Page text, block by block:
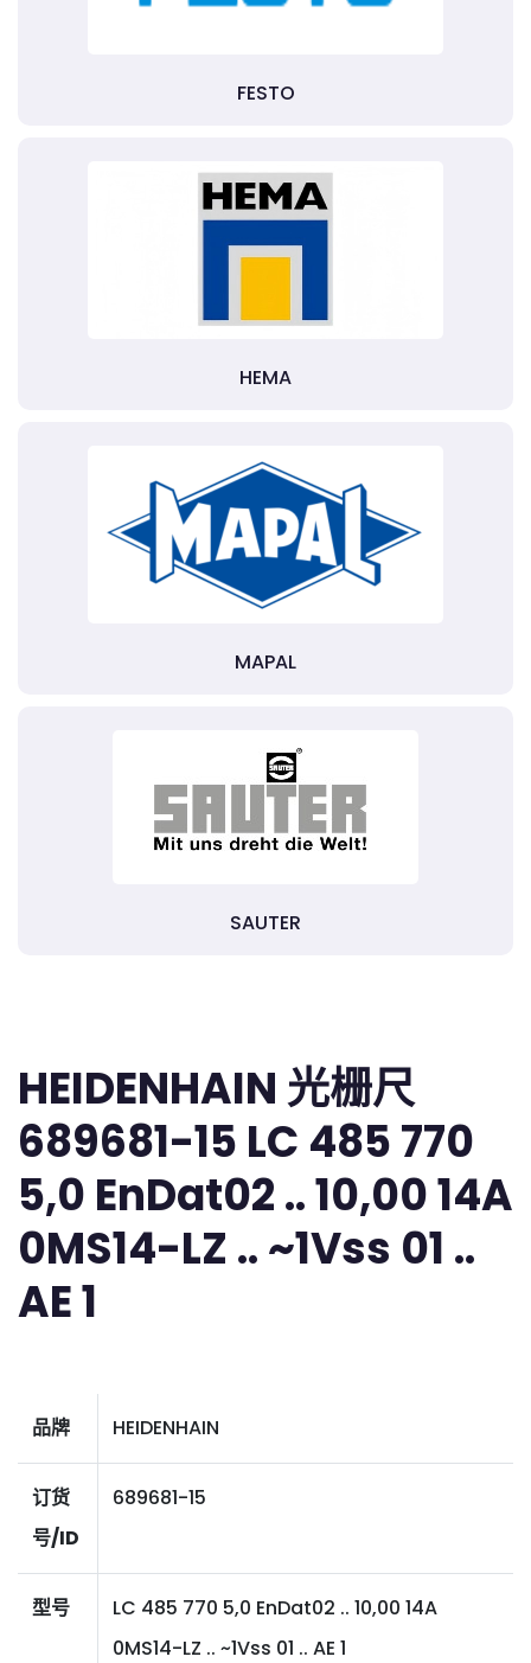
FESTO
HEMA
MAPAL
SAUTER
HEIDENHAIN 光栅尺
689681-15 LC 485 770
5,0 EnDat02 .. 10,00 14A
0MS14-LZ .. ~1Vss 01 ..
AE 1
品牌 HEIDENHAIN
订货
号/ID
689681-15
型号
LC 485 770 5,0 EnDat02 .. 10,00 14A
0MS14-LZ .. ~1Vss 01 .. AE 1